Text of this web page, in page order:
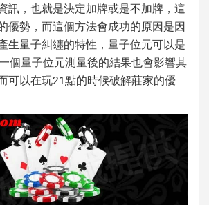
訊，也就是決定加牌或是不加牌，這
優勢，而這個方法會成功的原因是因
生量子糾纏的特性，量子位元可以是
個量子位元測量後的結果也會影響其
可以在玩21點的時候破解莊家的優